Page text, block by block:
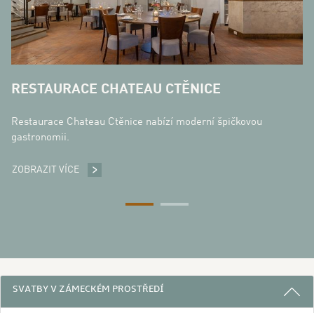
RESTAURACE CHATEAU CTĚNICE
Restaurace Chateau Ctěnice nabízí moderní špičkovou
gastronomii.
ZOBRAZIT VÍCE RESTAURACE CHATEAU CTĚNICE
3 DŮVODY PROČ SE UBYTOVAT U NÁS
SVATBY V ZÁMECKÉM PROSTŘEDÍ